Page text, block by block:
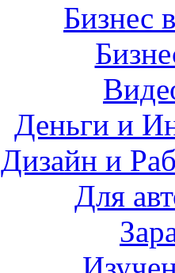
Бизнес
Деньги и
Дизайн и
Для